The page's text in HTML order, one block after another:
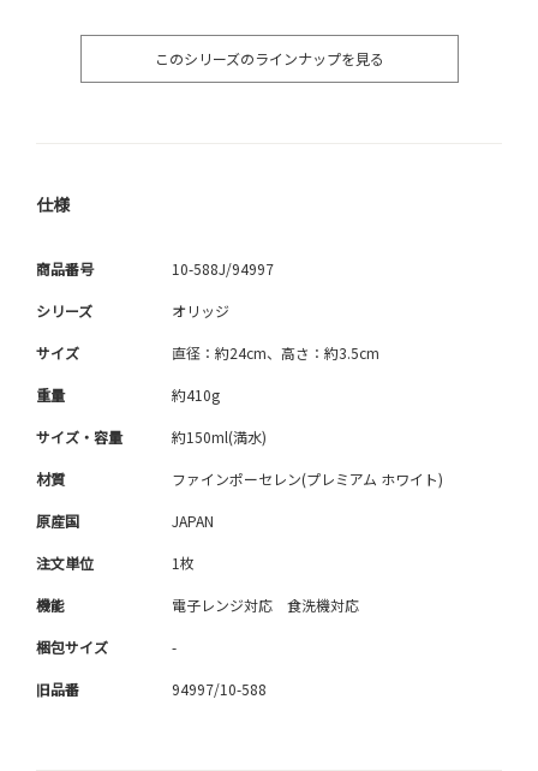
このシリーズのラインナップを見る
仕様
商品番号 10-588J/94997
シリーズ オリッジ
サイズ 直径：約24cm、高さ：約3.5cm
重量 約410g
サイズ・容量 約150ml(満水)
材質 ファインポーセレン(プレミアム ホワイト)
原産国 JAPAN
注文単位 1枚
機能 電子レンジ対応 食洗機対応
梱包サイズ -
旧品番 94997/10-588